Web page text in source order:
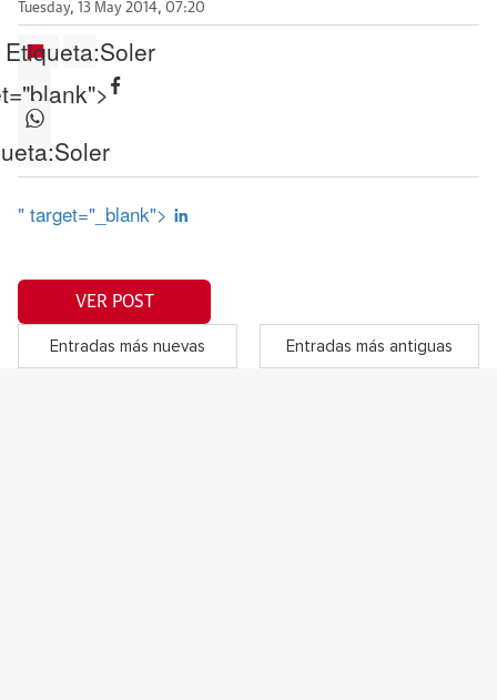
Tuesday, 13 May 2014, 07:20
Etiqueta:Soler
Soler
" target="_blank">
VER POST
Entradas más nuevas Entradas más antiguas